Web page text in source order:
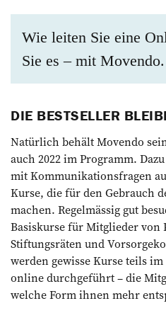
Wie leiten Sie eine
Sie es – mit Movendo.
DIE BESTSELLER
Natürlich behält Movendo
auch 2022 im Programm.
mit Kommunika­tionsfragen
Kurse, die für den Gebrauch
machen. Regelmässig gut
Basiskurse für Mitglieder von
Stiftungsräten und
werden gewisse Kurse teils
online durchgeführt – die
welche Form ihnen mehr